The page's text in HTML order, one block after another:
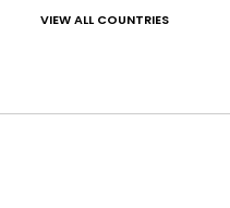
VIEW ALL COUNTRIES